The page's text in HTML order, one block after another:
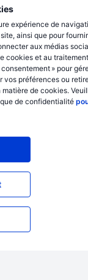
expérience de
ainsi que pour
aux médias
cookies et au
» pour
vos préférences ou
de cookies.
de confidentialité
XXXXXXX
XXXXXXX
XXXXXXX
pour accéder à
and
credit